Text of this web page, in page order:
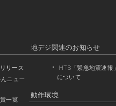
リース
ニュー
一覧
地デジ関連のお知らせ
HTB「緊急地震速報」
について
動作環境